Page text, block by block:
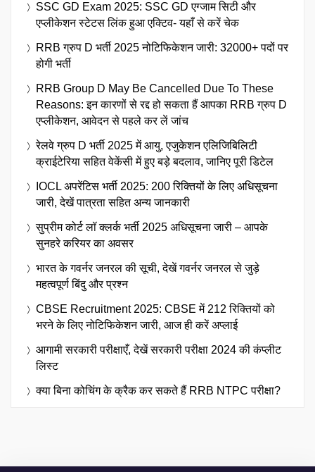
SSC GD Exam 2025: SSC GD एग्जाम सिटी और
एप्लीकेशन स्टेटस लिंक हुआ एक्टिव- यहाँ से करें चेक
RRB ग्रुप D भर्ती 2025 नोटिफिकेशन जारी: 32000+ पदों पर
होगी भर्ती
RRB Group D May Be Cancelled Due To These
Reasons: इन कारणों से रद्द हो सकता हैं आपका RRB ग्रुप D
एप्लीकेशन, आवेदन से पहले कर लें जांच
रेलवे ग्रुप D भर्ती 2025 में आयु, एजुकेशन एलिजिबिलिटी
क्राईटेरिया सहित वेकेंसी में हुए बड़े बदलाव, जानिए पूरी डिटेल
IOCL अपरेंटिस भर्ती 2025: 200 रिक्तियों के लिए अधिसूचना
जारी, देखें पात्रता सहित अन्य जानकारी
सुप्रीम कोर्ट लॉ क्लर्क भर्ती 2025 अधिसूचना जारी – आपके
सुनहरे करियर का अवसर
भारत के गवर्नर जनरल की सूची, देखें गवर्नर जनरल से जुड़े
महत्वपूर्ण बिंदु और प्रश्न
CBSE Recruitment 2025: CBSE में 212 रिक्तियों को
भरने के लिए नोटिफिकेशन जारी, आज ही करें अप्लाई
आगामी सरकारी परीक्षाएँ, देखें सरकारी परीक्षा 2024 की कंप्लीट
लिस्ट
क्या बिना कोचिंग के क्रैक कर सकते हैं RRB NTPC परीक्षा?